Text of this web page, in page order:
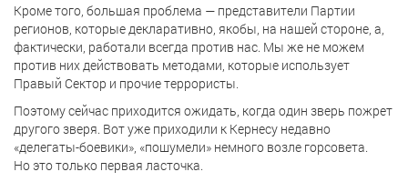
Кроме того, большая проблема — представители Партии
регионов, которые декларативно, якобы, на нашей стороне, а,
фактически, работали всегда против нас. Мы же не можем
против них действовать методами, которые использует
Правый Сектор и прочие террористы.
Поэтому сейчас приходится ожидать, когда один зверь пожрет
другого зверя. Вот уже приходили к Кернесу недавно
«делегаты-боевики», «пошумели» немного возле горсовета.
Но это только первая ласточка.